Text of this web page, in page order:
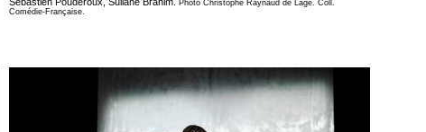
Photo Christophe Raynaud de Lage. Coll.
Comédie-Française.